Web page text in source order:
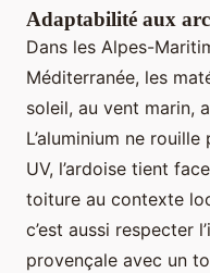
Adaptabilité aux
Dans les Alpes-
Méditerranée, les
soleil, au vent marin,
L’aluminium ne
UV, l’ardoise tient
toiture au contexte
c’est aussi respecter
provençale avec un